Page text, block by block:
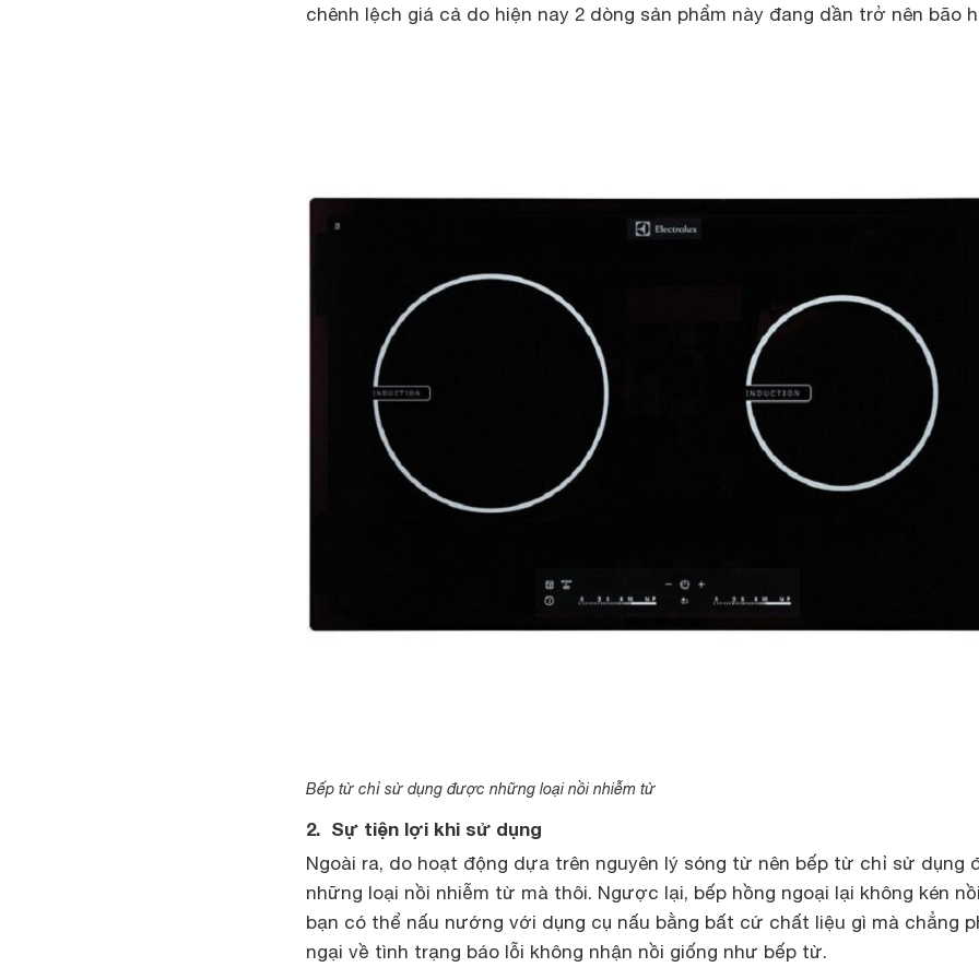
chênh lệch giá cả do hiện nay 2 dòng sản phẩm này đang dần trở nên bão
Bếp từ chỉ sử dụng được những loại nồi nhiễm từ
2. Sự tiện lợi khi sử dụng
Ngoài ra, do hoạt động dựa trên nguyên lý sóng từ nên bếp từ chỉ sử dụng
những loại nồi nhiễm từ mà thôi. Ngược lại, bếp hồng ngoại lại không kén
bạn có thể nấu nướng với dụng cụ nấu bằng bất cứ chất liệu gì mà chẳng
ngại về tình trạng báo lỗi không nhận nồi giống như bếp từ.